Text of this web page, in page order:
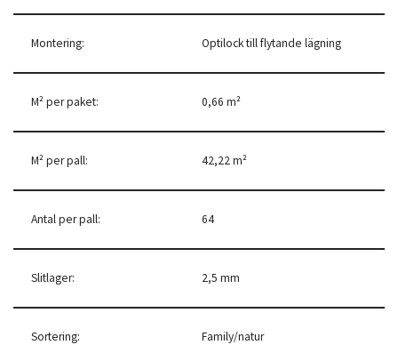
Montering: Optilock till flytande lägning
M² per paket: 0,66 m²
M² per pall: 42,22 m²
Antal per pall: 64
Slitlager: 2,5 mm
Sortering: Family/natur